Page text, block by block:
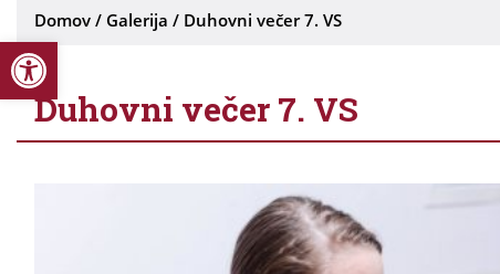
Open toolbar
Domov / Galerija / Duhovni večer 7. VS
Duhovni večer 7. VS